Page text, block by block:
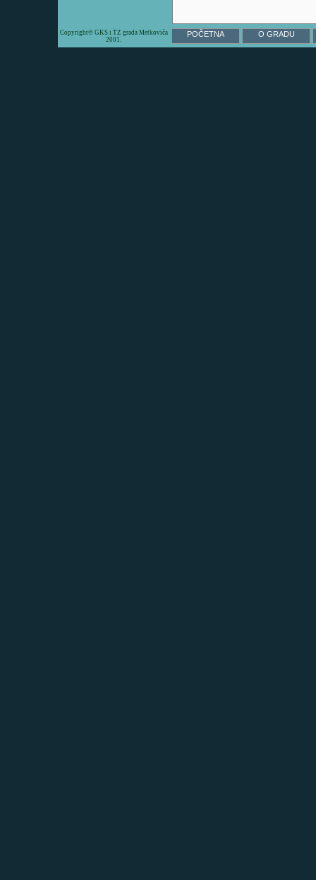
Copyright© GKS i TZ grada Metkovića
2001.
POČETNA O GRADU